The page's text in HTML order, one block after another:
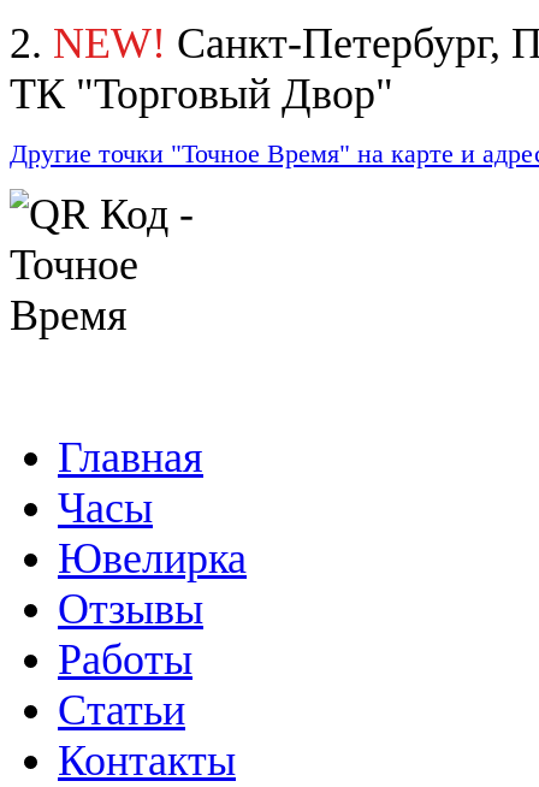
2. NEW! Санкт-Петербург,
ТК "Торговый Двор"
Другие точки "Точное Время" на карте и
Главная
Часы
Ювелирка
Отзывы
Работы
Статьи
Контакты